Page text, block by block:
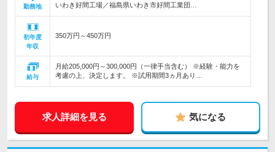
勤務地
いわき好間工場／福島県いわき市好間工業団…
初年度
年収
350万円～450万円
給与
月給205,000円～300,000円（一律手当含む） ※経験・能力を
考慮の上、決定します。 ※試用期間3ヵ月あり…
求人詳細を見る 気になる